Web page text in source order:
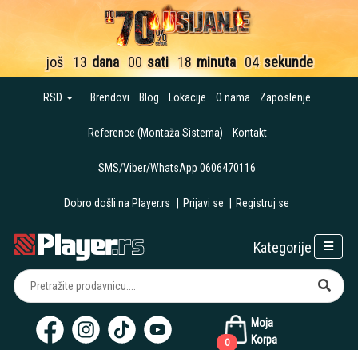
još 13 dana 00 sati 18 minuta 03 sekunde
RSD Brendovi Blog Lokacije O nama Zaposlenje
Reference (Montaža Sistema) Kontakt
SMS/Viber/WhatsApp 0606470116
Dobro došli na Player.rs Prijavi se Registruj se
Moja
Korpa
0
Kategorije